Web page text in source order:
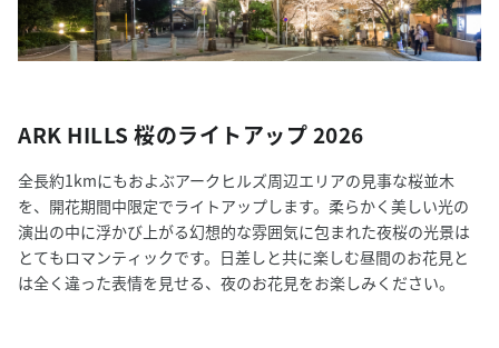
ARK HILLS 桜のライトアップ 2026
全長約1kmにもおよぶアークヒルズ周辺エリアの見事な桜並木
を、開花期間中限定でライトアップします。柔らかく美しい光の
演出の中に浮かび上がる幻想的な雰囲気に包まれた夜桜の光景は
とてもロマンティックです。日差しと共に楽しむ昼間のお花見と
は全く違った表情を見せる、夜のお花見をお楽しみください。